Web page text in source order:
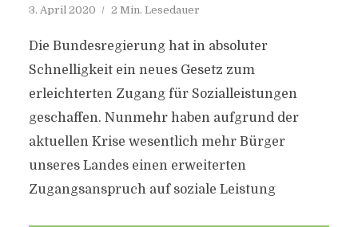
3. April 2020 2 Min. Lesedauer
Die Bundesregierung hat in absoluter
Schnelligkeit ein neues Gesetz zum
erleichterten Zugang für Sozialleistungen
geschaffen. Nunmehr haben aufgrund der
aktuellen Krise wesentlich mehr Bürger
unseres Landes einen erweiterten
Zugangsanspruch auf soziale Leistung